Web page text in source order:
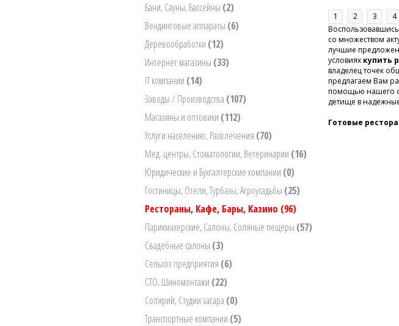
Бани, Сауны, Бассейны (2)
Вендинговые аппараты (6)
Деревообработки (12)
Интернет магазины (33)
IT компании (14)
Заводы / Производства (107)
Магазины и оптовики (112)
Услуги населению, Развлечения (70)
Мед. центры, Стоматологии, Ветеринарии (16)
Юридические и Бухгалтерские компании (0)
Гостиницы, Отели, Турбазы, Агроусадьбы (25)
Рестораны, Кафе, Бары, Казино (96)
Парикмахерские, Салоны, Соляные пещеры (57)
Свадебные салоны (3)
Сельхоз предприятия (6)
СТО, Шиномонтажи (22)
Солярий, Студии загара (0)
Транспортные компании (5)
1 2 3 4
со множеством
лучшие
условиях купить
владелец точек
предлагаем Вам
помощью нашего
детище в
Готовые